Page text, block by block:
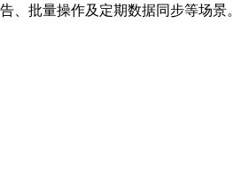
、批量操作及定期数据同步等场景。